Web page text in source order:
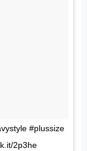
#plussize
2p3he